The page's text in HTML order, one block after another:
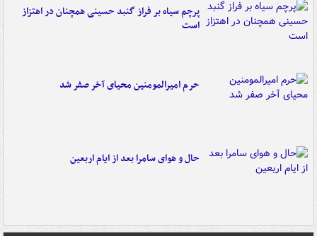
پرچم سیاه بر فراز گنبد حسینی همچنان در اهتزاز
است
حرم امیرالمومنین محیای آخر صفر شد
حال و هوای سامرا بعد از ایام اربعین